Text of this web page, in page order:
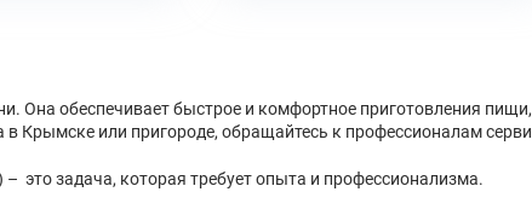
Она обеспечивает быстрое и комфортное приготовления
Крымске или пригороде, обращайтесь к профессионалам
это задача, которая требует опыта и профессионализма.